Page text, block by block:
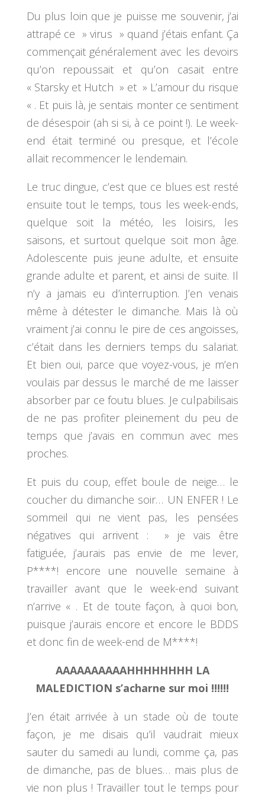
Du plus loin que je puisse me souvenir, j’ai
attrapé ce » virus » quand j’étais enfant. Ça
commençait généralement avec les devoirs
qu’on repoussait et qu’on casait entre
« Starsky et Hutch » et » L’amour du risque
« . Et puis là, je sentais monter ce sentiment
de désespoir (ah si si, à ce point !). Le week-
end était terminé ou presque, et l’école
allait recommencer le lendemain.
Le truc dingue, c’est que ce blues est resté
ensuite tout le temps, tous les week-ends,
quelque soit la météo, les loisirs, les
saisons, et surtout quelque soit mon âge.
Adolescente puis jeune adulte, et ensuite
grande adulte et parent, et ainsi de suite. Il
n’y a jamais eu d’interruption. J’en venais
même à détester le dimanche. Mais là où
vraiment j’ai connu le pire de ces angoisses,
c’était dans les derniers temps du salariat.
Et bien oui, parce que voyez-vous, je m’en
voulais par dessus le marché de me laisser
absorber par ce foutu blues. Je culpabilisais
de ne pas profiter pleinement du peu de
temps que j’avais en commun avec mes
proches.
Et puis du coup, effet boule de neige… le
coucher du dimanche soir… UN ENFER ! Le
sommeil qui ne vient pas, les pensées
négatives qui arrivent : » je vais être
fatiguée, j’aurais pas envie de me lever,
P****! encore une nouvelle semaine à
travailler avant que le week-end suivant
n’arrive « . Et de toute façon, à quoi bon,
puisque j’aurais encore et encore le BDDS
et donc fin de week-end de M****!
AAAAAAAAAAHHHHHHHH LA
MALEDICTION s’acharne sur moi !!!!!!
J’en était arrivée à un stade où de toute
façon, je me disais qu’il vaudrait mieux
sauter du samedi au lundi, comme ça, pas
de dimanche, pas de blues… mais plus de
vie non plus ! Travailler tout le temps pour